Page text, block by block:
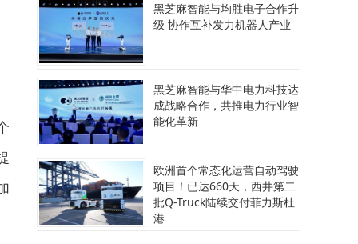
黑芝麻智能与均胜电子合作升
级 协作互补发力机器人产业
黑芝麻智能与华中电力科技达
成战略合作，共推电力行业智
能化革新
欧洲首个常态化运营自动驾驶
项目！已达660天，西井第二
批Q-Truck陆续交付菲力斯杜
港